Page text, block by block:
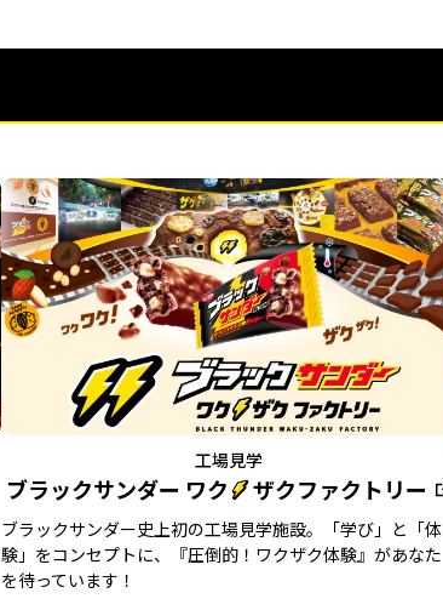
工場見学
ブラックサンダー ワク ザクファクトリー
ブラックサンダー史上初の工場見学施設。「学び」と「体
験」をコンセプトに、『圧倒的！ワクザク体験』があなた
を待っています！